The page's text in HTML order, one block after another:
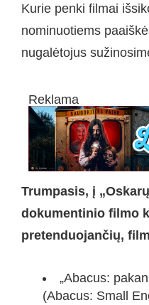
Kurie penki filmai
nominuotiems
nugalėtojus
Reklama
Trumpasis, į
dokumentinio filmo
pretenduojančių,
„Abacus:
(Abacus: Small